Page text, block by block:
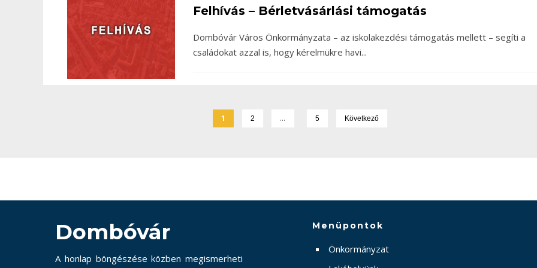
Felhívás – Bérletvásárlási támogatás
Dombóvár Város Önkormányzata – az iskolakezdési támogatás mellett – segíti a
családokat azzal is, hogy kérelmükre havi...
1 2 … 5 Következő
Dombóvár
A honlap böngészése közben megismerheti
Menüpontok
Önkormányzat